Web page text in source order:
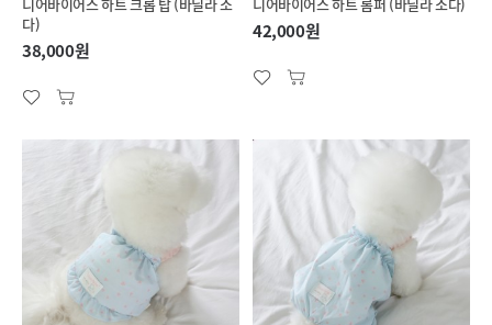
니어바이어스 하트 크롭 탑 (바닐라 소
다)
38,000원
니어바이어스 하트 롬퍼 (바닐라 소다)
42,000원